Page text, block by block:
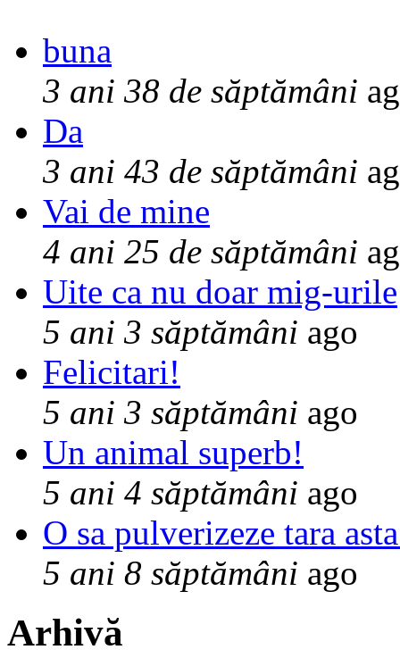
buna
3 ani 38 de săptămâni
Da
3 ani 43 de săptămâni
Vai de mine
4 ani 25 de săptămâni
Uite ca nu doar mig-urile
5 ani 3 săptămâni ago
Felicitari!
5 ani 3 săptămâni ago
Un animal superb!
5 ani 4 săptămâni ago
O sa pulverizeze tara
5 ani 8 săptămâni ago
Arhivă